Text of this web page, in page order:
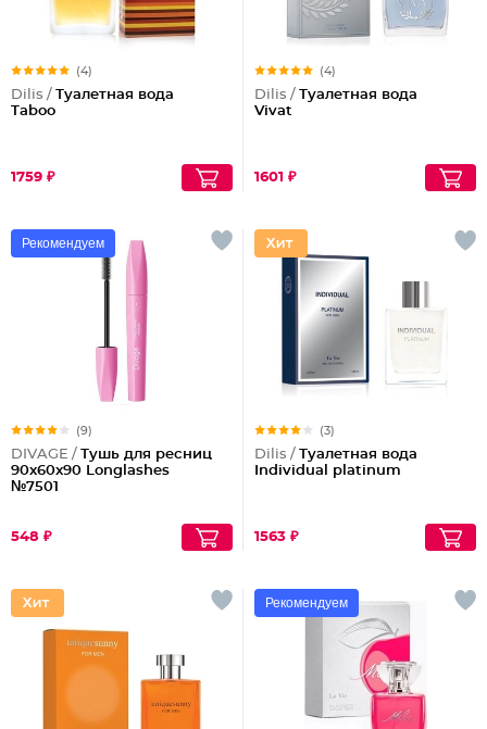
(4)
Dilis / Туалетная вода
Taboo
1759 ₽
(4)
Dilis / Туалетная вода
Vivat
1601 ₽
Рекомендуем
(9)
DIVAGE / Тушь для ресниц
90x60x90 Longlashes
№7501
548 ₽
(3)
Dilis / Туалетная вода
Individual platinum
1563 ₽
Рекомендуем